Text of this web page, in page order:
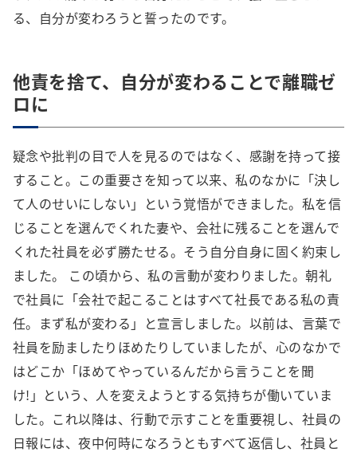
る、自分が変わろうと誓ったのです。
他責を捨て、自分が変わることで離職ゼ
ロに
疑念や批判の目で人を見るのではなく、感謝を持って接
すること。この重要さを知って以来、私のなかに「決し
て人のせいにしない」という覚悟ができました。私を信
じることを選んでくれた妻や、会社に残ることを選んで
くれた社員を必ず勝たせる。そう自分自身に固く約束し
ました。 この頃から、私の言動が変わりました。朝礼
で社員に「会社で起こることはすべて社長である私の責
任。まず私が変わる」と宣言しました。以前は、言葉で
社員を励ましたりほめたりしていましたが、心のなかで
はどこか「ほめてやっているんだから言うことを聞
け!」という、人を変えようとする気持ちが働いていま
した。これ以降は、行動で示すことを重要視し、社員の
日報には、夜中何時になろうともすべて返信し、社員と